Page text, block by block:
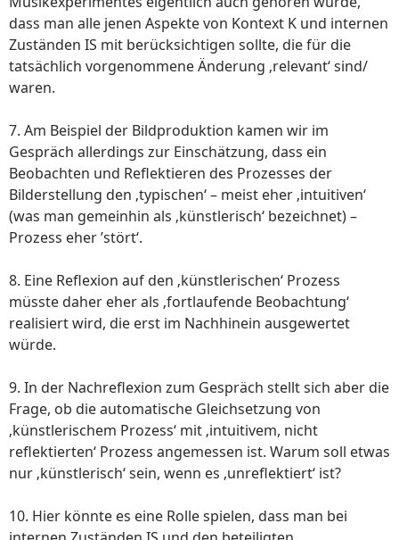
dass man alle jenen Aspekte von Kontext K und internen
Zuständen IS mit berücksichtigen sollte, die für die
tatsächlich vorgenommene Änderung ‚relevant‘ sind/
waren.
7. Am Beispiel der Bildproduktion kamen wir im
Gespräch allerdings zur Einschätzung, dass ein
Beobachten und Reflektieren des Prozesses der
Bilderstellung den ‚typischen‘ – meist eher ‚intuitiven‘
(was man gemeinhin als ‚künstlerisch‘ bezeichnet) –
Prozess eher ’stört‘.
8. Eine Reflexion auf den ‚künstlerischen‘ Prozess
müsste daher eher als ‚fortlaufende Beobachtung‘
realisiert wird, die erst im Nachhinein ausgewertet
würde.
9. In der Nachreflexion zum Gespräch stellt sich aber die
Frage, ob die automatische Gleichsetzung von
‚künstlerischem Prozess‘ mit ‚intuitivem, nicht
reflektierten‘ Prozess angemessen ist. Warum soll etwas
nur ‚künstlerisch‘ sein, wenn es ‚unreflektiert‘ ist?
10. Hier könnte es eine Rolle spielen, dass man bei